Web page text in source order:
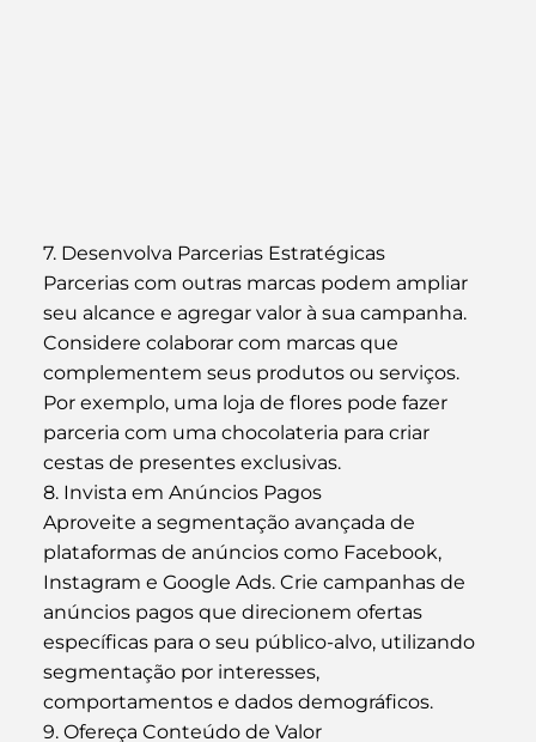
7. Desenvolva Parcerias Estratégicas
Parcerias com outras marcas podem ampliar
seu alcance e agregar valor à sua campanha.
Considere colaborar com marcas que
complementem seus produtos ou serviços.
Por exemplo, uma loja de flores pode fazer
parceria com uma chocolateria para criar
cestas de presentes exclusivas.
8. Invista em Anúncios Pagos
Aproveite a segmentação avançada de
plataformas de anúncios como Facebook,
Instagram e Google Ads. Crie campanhas de
anúncios pagos que direcionem ofertas
específicas para o seu público-alvo, utilizando
segmentação por interesses,
comportamentos e dados demográficos.
9. Ofereça Conteúdo de Valor